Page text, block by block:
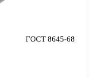
ГОСТ 8645-68